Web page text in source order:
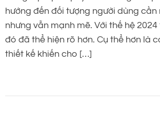
hướng đến đối tượng người dùng cần
nhưng vẫn mạnh mẽ. Với thế hệ
đó đã thể hiện rõ hơn. Cụ thể hơn là
thiết kế khiến cho […]